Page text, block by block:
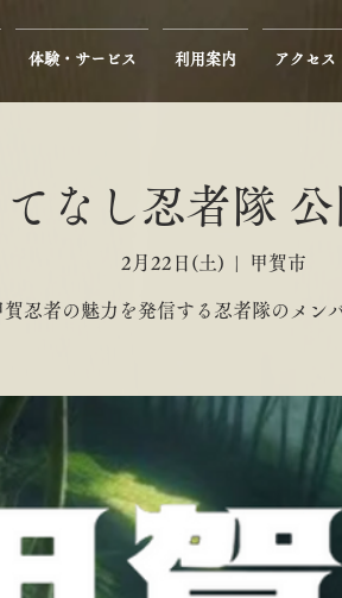
体験・サービス 利用案内 アクセス
なし忍者隊
2月22日(土) 甲賀市
賀忍者の魅力を発信する忍者隊のメン